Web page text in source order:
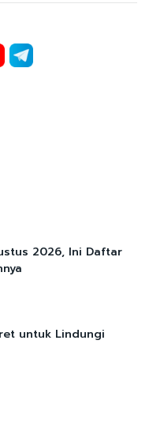
2026, Ini Daftar
untuk Lindungi